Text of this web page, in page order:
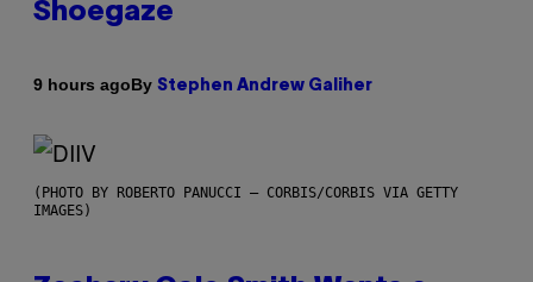
Shoegaze
9 hours agoBy Stephen Andrew Galiher
(PHOTO BY ROBERTO PANUCCI – CORBIS/CORBIS VIA GETTY
IMAGES)